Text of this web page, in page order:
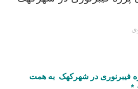
فیبرنوری در شهرکهک به همت